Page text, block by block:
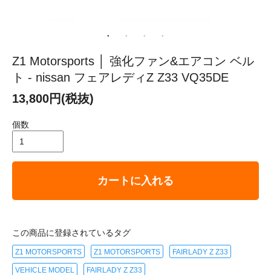
Z1 Motorsports │ 強化ファン&エアコン ベル
ト - nissan フェアレディZ Z33 VQ35DE
13,800円(税抜)
個数
カートに入れる
この商品に登録されているタグ
Z1 MOTORSPORTS Z1 MOTORSPORTS FAIRLADY Z Z33
VEHICLE MODEL FAIRLADY Z Z33